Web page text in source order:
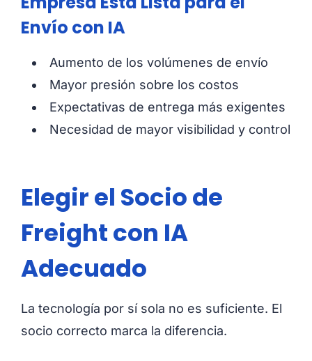
Envío con IA
Aumento de los volúmenes de envío
Mayor presión sobre los costos
Expectativas de entrega más exigentes
Necesidad de mayor visibilidad y control
Elegir el Socio de
Freight con IA
Adecuado
La tecnología por sí sola no es suficiente. El
socio correcto marca la diferencia.